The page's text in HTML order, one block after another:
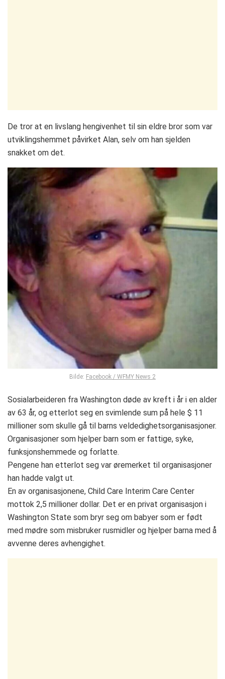
De tror at en livslang hengivenhet til sin eldre bror som var
utviklingshemmet påvirket Alan, selv om han sjelden
snakket om det.
Bilde: Facebook / WFMY News 2
Sosialarbeideren fra Washington døde av kreft i år i en alder
av 63 år, og etterlot seg en svimlende sum på hele $ 11
millioner som skulle gå til barns veldedighetsorganisasjoner.
Organisasjoner som hjelper barn som er fattige, syke,
funksjonshemmede og forlatte.
Pengene han etterlot seg var øremerket til organisasjoner
han hadde valgt ut.
En av organisasjonene, Child Care Interim Care Center
mottok 2,5 millioner dollar. Det er en privat organisasjon i
Washington State som bryr seg om babyer som er født
med mødre som misbruker rusmidler og hjelper barna med å
avvenne deres avhengighet.